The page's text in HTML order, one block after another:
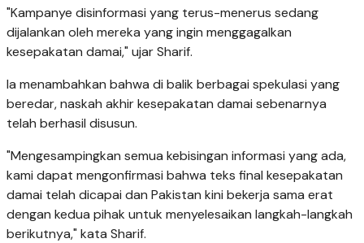
"Kampanye disinformasi yang terus-menerus sedang
dijalankan oleh mereka yang ingin menggagalkan
kesepakatan damai," ujar Sharif.
Ia menambahkan bahwa di balik berbagai spekulasi yang
beredar, naskah akhir kesepakatan damai sebenarnya
telah berhasil disusun.
"Mengesampingkan semua kebisingan informasi yang ada,
kami dapat mengonfirmasi bahwa teks final kesepakatan
damai telah dicapai dan Pakistan kini bekerja sama erat
dengan kedua pihak untuk menyelesaikan langkah-langkah
berikutnya," kata Sharif.